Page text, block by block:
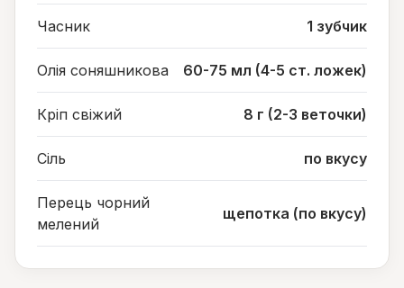
Часник 1 зубчик
Олія соняшникова 60-75 мл (4-5 ст. ложек)
Кріп свіжий 8 г (2-3 веточки)
Сіль по вкусу
Перець чорний
мелений
щепотка (по вкусу)